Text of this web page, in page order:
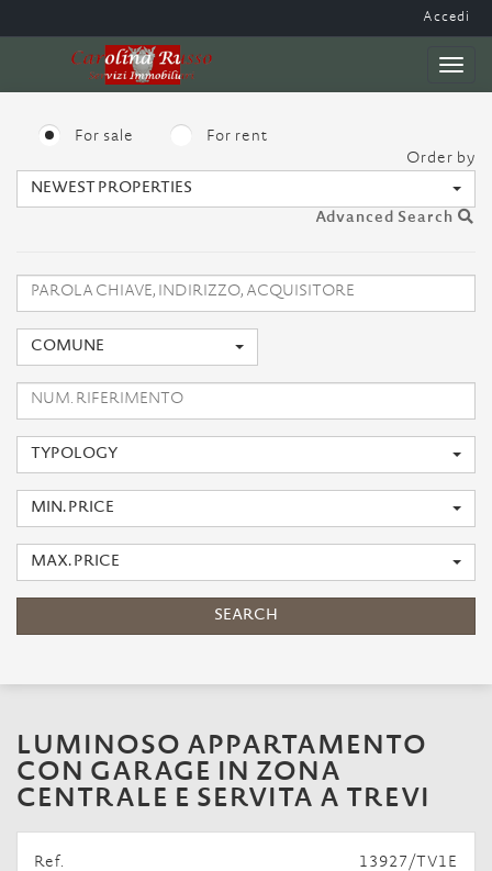
Accedi
For sale
For rent
Order by
NEWEST PROPERTIES
Advanced Search
COMUNE
TYPOLOGY
MIN. PRICE
MAX. PRICE
SEARCH
LUMINOSO APPARTAMENTO
CON GARAGE IN ZONA
CENTRALE E SERVITA A TREVI
Ref.
13927/TV1E